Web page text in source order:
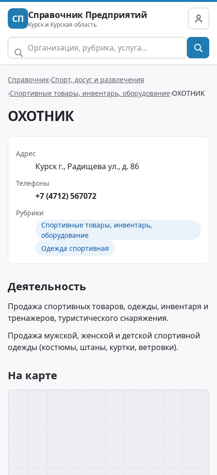
СП Справочник Предприятий
Курск и Курская область
Справочник Спорт, досуг и развлечения
Спортивные товары, инвентарь, оборудование ОХОТНИК
ОХОТНИК
Адрес
Курск г., Радищева ул., д. 86
Телефоны
+7 (4712) 567072
Рубрики
Спортивные товары, инвентарь,
оборудование
Одежда спортивная
Деятельность
Продажа спортивных товаров, одежды, инвентаря и
тренажеров, туристического снаряжения.
Продажа мужской, женской и детской спортивной
одежды (костюмы, штаны, куртки, ветровки).
На карте